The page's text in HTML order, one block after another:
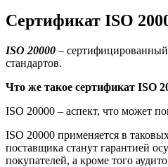
Сертификат ISO
ISO 20000 – сертифицированный
стандартов.
Что же такое сертификат ISO
ISO 20000 – аспект, что может
ISO 20000 применяется в
поставщика станут гарантией
покупателей, а кроме того